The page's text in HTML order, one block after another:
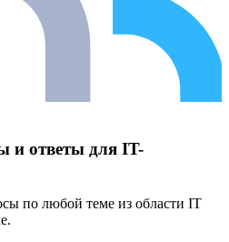
и ответы для IT-
по любой теме из области IT